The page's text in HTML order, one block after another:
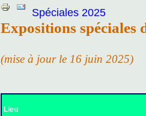
Spéciales 2025
Expositions spéciales
(mise à jour le 16 juin 2025)
Lieu